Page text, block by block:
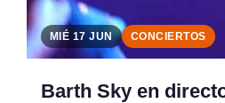
MIÉ 17 JUN CONCIERTOS
Barth Sky en